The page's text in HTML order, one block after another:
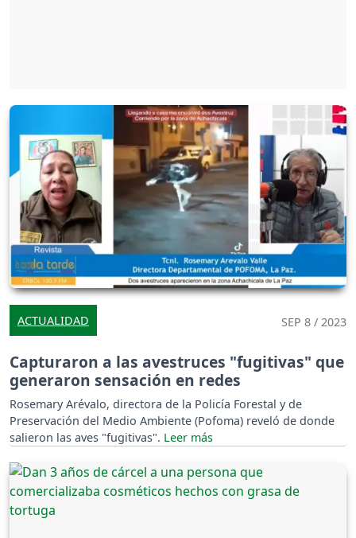
ACTUALIDAD SEP 8 / 2023
Capturaron a las avestruces "fugitivas" que
generaron sensación en redes
Rosemary Arévalo, directora de la Policía Forestal y de
Preservación del Medio Ambiente (Pofoma) reveló de donde
salieron las aves "fugitivas".